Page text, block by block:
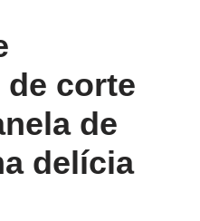
corte
de
delícia